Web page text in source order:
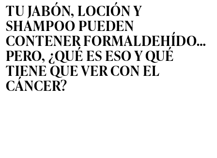
TU JABÓN, LOCIÓN Y
SHAMPOO PUEDEN
CONTENER FORMALDEHÍDO…
PERO, ¿QUÉ ES ESO Y QUÉ
TIENE QUE VER CON EL
CÁNCER?